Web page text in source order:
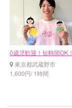
0歳児歓迎！短時間OK
東京都武蔵野市
1,600円/ 1時間